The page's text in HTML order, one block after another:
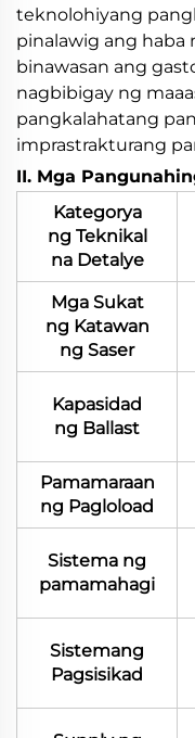
teknolohiyang
pinalawig ang haba
binawasan ang
nagbibigay ng
pangkalahatang
imprastrakturang
II. Mga
Kategorya
ng Teknikal
na Detalye
Mga Sukat
ng Katawan
ng Saser
Kapasidad
ng Ballast
Pamamaraan
ng Pagloload
Sistema ng
pamamahagi
Sistemang
Pagsisikad